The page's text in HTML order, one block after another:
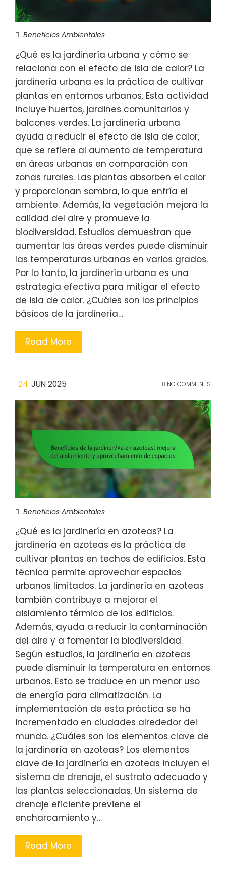
Beneficios Ambientales
¿Qué es la jardinería urbana y cómo se
relaciona con el efecto de isla de calor? La
jardinería urbana es la práctica de cultivar
plantas en entornos urbanos. Esta actividad
incluye huertos, jardines comunitarios y
balcones verdes. La jardinería urbana
ayuda a reducir el efecto de isla de calor,
que se refiere al aumento de temperatura
en áreas urbanas en comparación con
zonas rurales. Las plantas absorben el calor
y proporcionan sombra, lo que enfría el
ambiente. Además, la vegetación mejora la
calidad del aire y promueve la
biodiversidad. Estudios demuestran que
aumentar las áreas verdes puede disminuir
las temperaturas urbanas en varios grados.
Por lo tanto, la jardinería urbana es una
estrategia efectiva para mitigar el efecto
de isla de calor. ¿Cuáles son los principios
básicos de la jardinería…
Read More
24 JUN 2025 NO COMMENTS
Beneficios Ambientales
¿Qué es la jardinería en azoteas? La
jardinería en azoteas es la práctica de
cultivar plantas en techos de edificios. Esta
técnica permite aprovechar espacios
urbanos limitados. La jardinería en azoteas
también contribuye a mejorar el
aislamiento térmico de los edificios.
Además, ayuda a reducir la contaminación
del aire y a fomentar la biodiversidad.
Según estudios, la jardinería en azoteas
puede disminuir la temperatura en entornos
urbanos. Esto se traduce en un menor uso
de energía para climatización. La
implementación de esta práctica se ha
incrementado en ciudades alrededor del
mundo. ¿Cuáles son los elementos clave de
la jardinería en azoteas? Los elementos
clave de la jardinería en azoteas incluyen el
sistema de drenaje, el sustrato adecuado y
las plantas seleccionadas. Un sistema de
drenaje eficiente previene el
encharcamiento y…
Read More